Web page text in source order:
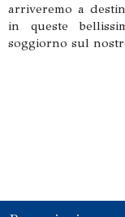
arriveremo a
in queste
soggiorno sul